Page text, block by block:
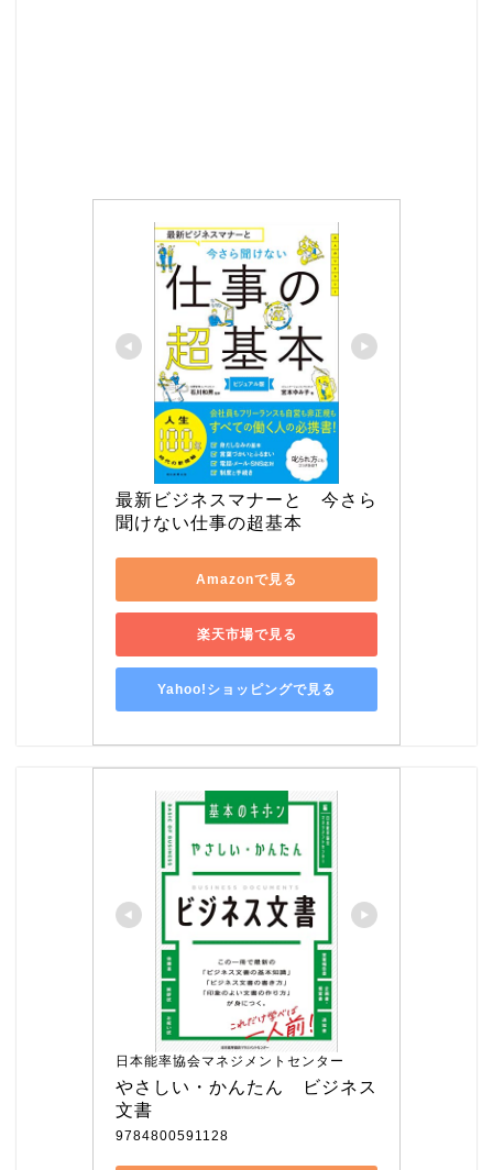
最新ビジネスマナーと　今さら
聞けない仕事の超基本
Amazonで見る
楽天市場で見る
Yahoo!ショッピングで見る
日本能率協会マネジメントセンター
やさしい・かんたん　ビジネス
文書
9784800591128